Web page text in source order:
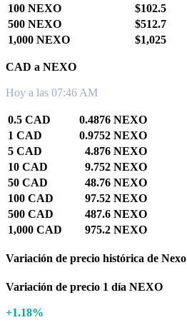
100 NEXO
$102.5
500 NEXO
$512.7
1,000 NEXO
$1,025
CAD a NEXO
Hoy a las 07:46 AM
0.5 CAD
0.4876 NEXO
1 CAD
0.9752 NEXO
5 CAD
4.876 NEXO
10 CAD
9.752 NEXO
50 CAD
48.76 NEXO
100 CAD
97.52 NEXO
500 CAD
487.6 NEXO
1,000 CAD
975.2 NEXO
Variación de precio histórica de Nexo
Variación de precio 1 día NEXO
+1.18%